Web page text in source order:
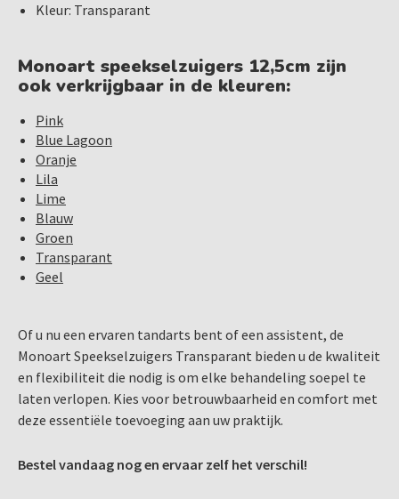
Kleur: Transparant
Monoart speekselzuigers 12,5cm zijn
ook verkrijgbaar in de kleuren:
Pink
Blue Lagoon
Oranje
Lila
Lime
Blauw
Groen
Transparant
Geel
Of u nu een ervaren tandarts bent of een assistent, de
Monoart Speekselzuigers Transparant bieden u de kwaliteit
en flexibiliteit die nodig is om elke behandeling soepel te
laten verlopen. Kies voor betrouwbaarheid en comfort met
deze essentiële toevoeging aan uw praktijk.
Bestel vandaag nog en ervaar zelf het verschil!